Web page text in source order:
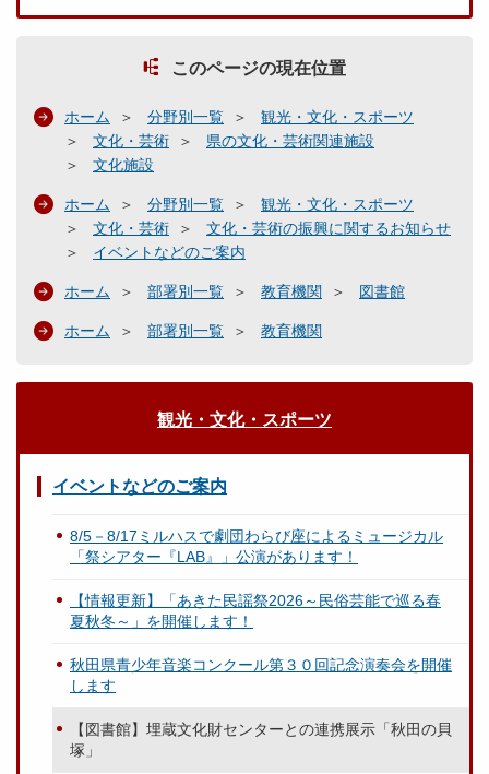
このページの現在位置
ホーム 分野別一覧
観光・文化・スポーツ
文化・芸術
県の文化・芸術関連施設
文化施設
ホーム 分野別一覧
観光・文化・スポーツ
文化・芸術
文化・芸術の振興に関するお知らせ
イベントなどのご案内
ホーム 部署別一覧 教育機関 図書館
ホーム 部署別一覧 教育機関
観光・文化・スポーツ
イベントなどのご案内
8/5－8/17ミルハスで劇団わらび座によるミュージカル
「祭シアター『LAB』」公演があります！
【情報更新】「あきた民謡祭2026～民俗芸能で巡る春
夏秋冬～」を開催します！
秋田県青少年音楽コンクール第３０回記念演奏会を開催
します
【図書館】埋蔵文化財センターとの連携展示「秋田の貝
塚」